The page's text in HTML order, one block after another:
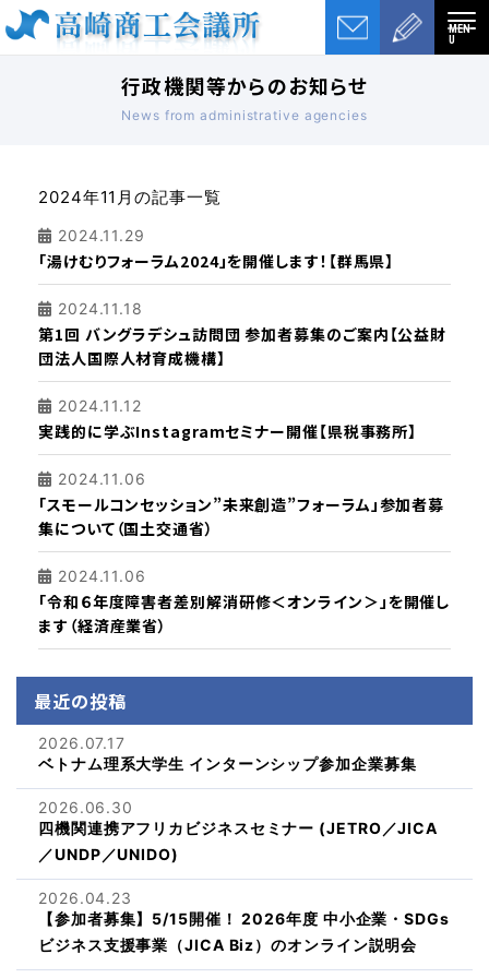
MEN
U
行政機関等からのお知らせ
News from administrative agencies
2024年11月の記事一覧
2024.11.29
「湯けむりフォーラム2024」を開催します！【群馬県】
2024.11.18
第1回 バングラデシュ訪問団 参加者募集のご案内【公益財
団法人国際人材育成機構】
2024.11.12
実践的に学ぶInstagramセミナー開催【県税事務所】
2024.11.06
「スモールコンセッション”未来創造”フォーラム」参加者募
集について（国土交通省）
2024.11.06
「令和６年度障害者差別解消研修＜オンライン＞」を開催し
ます（経済産業省）
最近の投稿
2026.07.17
ベトナム理系大学生 インターンシップ参加企業募集
2026.06.30
四機関連携アフリカビジネスセミナー (JETRO／JICA
／UNDP／UNIDO)
2026.04.23
【参加者募集】5/15開催！ 2026年度 中小企業・SDGs
ビジネス支援事業（JICA Biz）のオンライン説明会